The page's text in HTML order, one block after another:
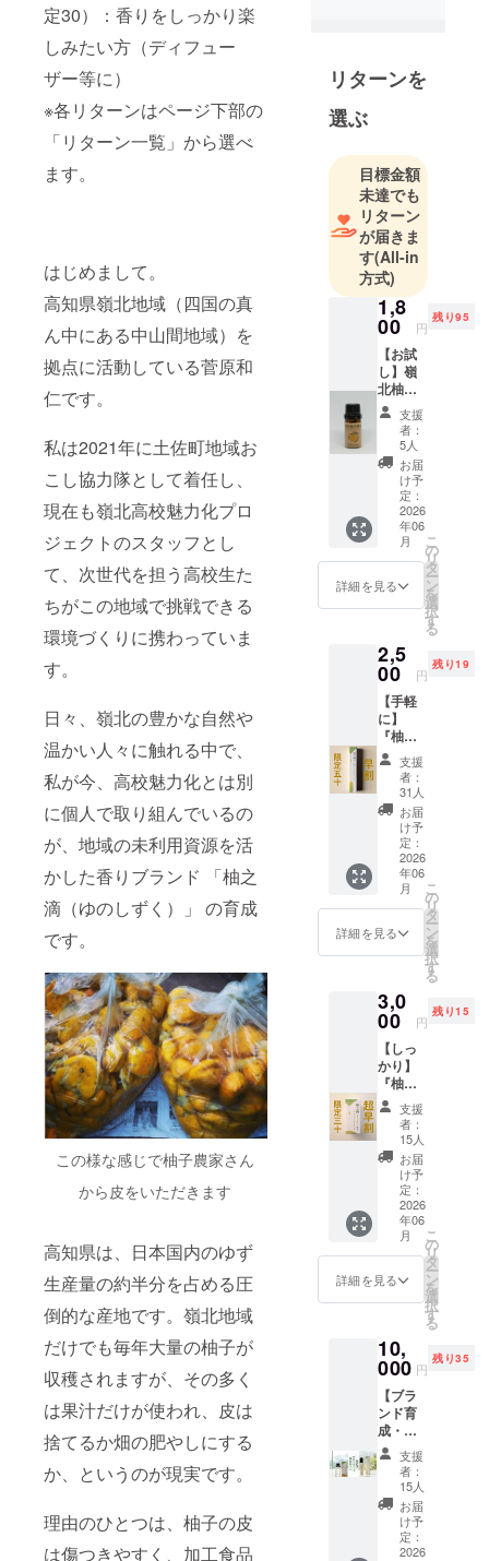
定30）：香りをしっかり楽
しみたい方（ディフュー
ザー等に）
※各リターンはページ下部の
「リターン一覧」から選べ
ます。
はじめまして。
高知県嶺北地域（四国の真
ん中にある中山間地域）を
拠点に活動している菅原和
仁です。
私は2021年に土佐町地域お
こし協力隊として着任し、
現在も嶺北高校魅力化プロ
ジェクトのスタッフとし
て、次世代を担う高校生た
ちがこの地域で挑戦できる
環境づくりに携わっていま
す。
日々、嶺北の豊かな自然や
温かい人々に触れる中で、
私が今、高校魅力化とは別
に個人で取り組んでいるの
が、地域の未利用資源を活
かした香りブランド 「柚之
滴（ゆのしずく）」 の育成
です。
この様な感じで柚子農家さん
から皮をいただきます
高知県は、日本国内のゆず
生産量の約半分を占める圧
倒的な産地です。嶺北地域
だけでも毎年大量の柚子が
収穫されますが、その多く
は果汁だけが使われ、皮は
捨てるか畑の肥やしにする
か、というのが現実です。
理由のひとつは、柚子の皮
は傷つきやすく、加工食品
師が
Facebookで
シェアして
した。心か
ら挑戦した
いと感じた
教育現場
「嶺北高校
魅力化プロ
ジェクト」
に参画し、
以来、高校
生の学びや
キャリアを
支える活動
をしていま
教育業界の
経験も教員
く、元カラ
オケ店勤務
でしたが、
地域の方々
に支えられ
ながら充実
した暮らし
を送ってい
ます。
そんな暮ら
しの中で出
会ったの
が、柚子で
した。
高知の中山
柚子を育
て、果汁を
絞り、様々
に活用して
いますが、
搾汁後に残
る皮の多く
は廃棄され
てしまいま
す。
けれども、
その皮には
ていまし
「もったい
ない」
――。
その想いか
ら、個人事
リターンを
選ぶ
目標金額
未達でも
リターン
が届きま
す(All-in
方式)
1,8
00 円
残り95
【お試
し】嶺
北柚子
精油
(5ml)
1,800円
「香り
をまず
知りた
い方向
け」 嶺
北産柚
子の皮
から抽
出した
精油
ずは少
量で試
してみ
たい方
向けの
5mlサイ
ズで
す。
パッ
ケージ
無しの
簡易版
で、そ
の分お
手頃に
お届け
しま
使い方
をまと
めた案
内も同
封しま
す。 ◎
こんな
方にお
すすめ
・まず
は香り
を試し
てみた
い方 ・
精油を
使った
ことが
ザーや
香り石
で気軽
に楽し
んでみ
たい方
◎注意
事項 ・
原液の
まま肌
につけ
たり、
支援
者：
5人
お届
け予
定：
2026
年06
月
詳細を見る
こ
の
リ
タ
ー
ン
を
選
択
す
る
2,5
00 円
残り19
【手軽
に】
『柚之
滴 ロー
ルオ
ン』
（早割/
限定
50）
2,500円
（一般
販売予
定価
格：
2,800
円）
の切り
替え
に。持
ち歩け
る柚
子」
“日々の
すき間
に、香
りとい
う小さ
なご褒
美を” 嶺
北産柚
子の香
りを、
手首や
塗って
使える
ロール
オンタ
イプに
しまし
た。 持
ち歩き
やす
く、デ
スクや
ベッド
サイド
支援
者：
31人
お届
け予
定：
2026
年06
月
詳細を見る
こ
の
リ
タ
ー
ン
を
選
択
す
る
3,0
00 円
残り15
【しっ
かり】
『柚之
滴 精
油』
10ml（
超早割/
限定
30）
3,000円
（一般
販売予
定価
格：
3,500
円）
に広げ
たい方
向け。
濃厚な
一滴」
嶺北産
柚子の
果皮だ
けを使
い、水
蒸気蒸
留で香
りを抽
支援
者：
15人
お届
け予
定：
2026
年06
月
詳細を見る
こ
の
リ
タ
ー
ン
を
選
択
す
る
10,
000 円
残り35
【ブラ
ンド育
成・裏
側公
開】柚
之滴サ
ポー
ターズ
（10,00
0円／限
支援
者：
15人
お届
け予
定：
2026